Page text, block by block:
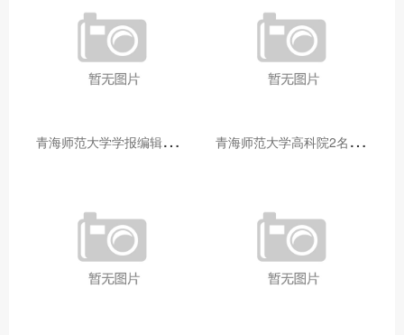
青
海师范大学学报编辑部赴大通县城关镇上毛佰胜村开展帮扶慰问活动 青
海师范大学高科院2名专家当选中国科学院院士